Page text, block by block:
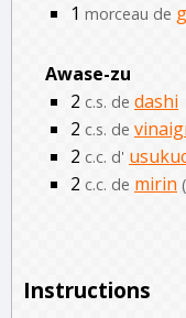
1 morceau de
Awase-zu
2 c.s. de dashi
2 c.s. de
2 c.c. d'
2 c.c. de mirin
Instructions